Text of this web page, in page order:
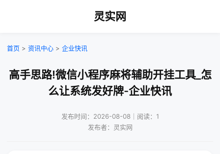
灵实网
首页 > 资讯中心 > 企业快讯
高手思路!微信小程序麻将辅助开挂工具_怎
么让系统发好牌-企业快讯
发布时间：2026-08-08｜阅读：1
发布者：灵实网